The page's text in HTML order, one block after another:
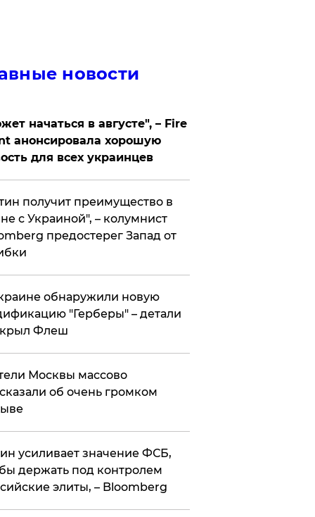
новости
начаться в августе", – Fire
анонсировала хорошую
для всех украинцев
получит преимущество в
с Украиной", – колумнист
предостерег Запад от
обнаружили новую
"Герберы" – детали
Флеш
Москвы массово
об очень громком
усиливает значение ФСБ,
держать под контролем
элиты, – Bloomberg